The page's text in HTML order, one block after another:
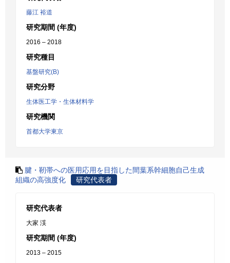
藤江 裕道
研究期間 (年度)
2016 – 2018
研究種目
基盤研究(B)
研究分野
生体医工学・生体材料学
研究機関
首都大学東京
腱・靭帯への医用応用を目指した間葉系幹細胞自己生成
組織の高強度化
研究代表者
研究代表者
大家 渓
研究期間 (年度)
2013 – 2015